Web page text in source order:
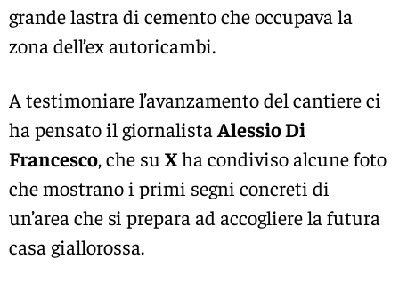
grande lastra di cemento che occupava la
zona dell’ex autoricambi.
A testimoniare l’avanzamento del cantiere ci
ha pensato il giornalista Alessio Di
Francesco, che su Xha condiviso alcune foto
che mostrano i primi segni concreti di
un’area che si prepara ad accogliere la futura
casa giallorossa.